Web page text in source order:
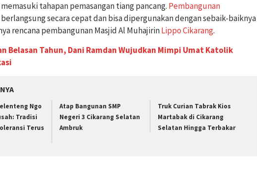
memasuki tahapan pemasangan tiang pancang. Pembangunan
secara cepat dan bisa dipergunakan dengan sebaik-baiknya
rencana pembangunan Masjid Al MuhajirinLippo Cikarang.
Belasan Tahun, Dani Ramdan Wujudkan Mimpi Umat Katolik
Ngo
Tradisi
Terus
Atap Bangunan SMP
Negeri 3 Cikarang Selatan
Ambruk
Truk Curian Tabrak Kios
Martabak di Cikarang
Selatan Hingga Terbakar